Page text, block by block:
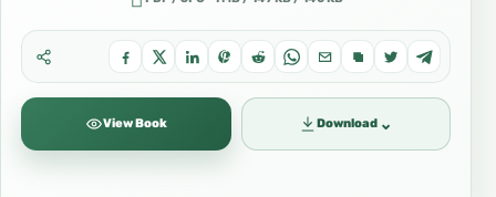
View Book Download ⌄